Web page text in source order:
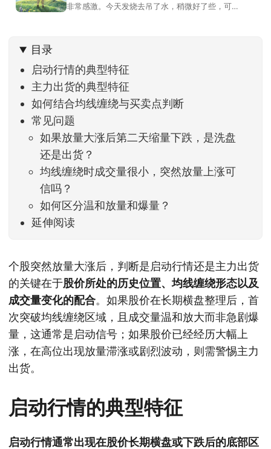
非常感激。今天发烧去吊了水，稍微好了些，可没
去相差不大，但细看下来，跌幅超过3%的只有不到
目录
启动行情的典型特征
主力出货的典型特征
如何结合均线缠绕与买卖点判断
常见问题
如果放量大涨后第二天缩量下跌，是洗盘
还是出货？
均线缠绕时成交量很小，突然放量上涨可
信吗？
如何区分温和放量和爆量？
延伸阅读
个股突然放量大涨后，判断是启动行情还是主力出货
的关键在于股价所处的历史位置、均线缠绕形态以及
成交量变化的配合。如果股价在长期横盘整理后，首
次突破均线缠绕区域，且成交量温和放大而非急剧爆
量，这通常是启动信号；如果股价已经经历大幅上
涨，在高位出现放量滞涨或剧烈波动，则需警惕主力
出货。
启动行情的典型特征
启动行情通常出现在股价长期横盘或下跌后的底部区